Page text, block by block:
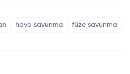
hava savunma füze savunma